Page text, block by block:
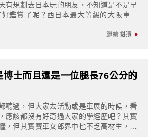
有規劃去日本玩的朋友，不知道是不是早
鑑賞了呢？西日本最大等級的大阪車展
繼續閱讀
士而且還是一位腿長76公分的
聽過，但大家去活動或是車展的時候，看
應該都沒有好奇過大家的學經歷吧？其實
但其實賽車女郎界中也不乏高材生，像